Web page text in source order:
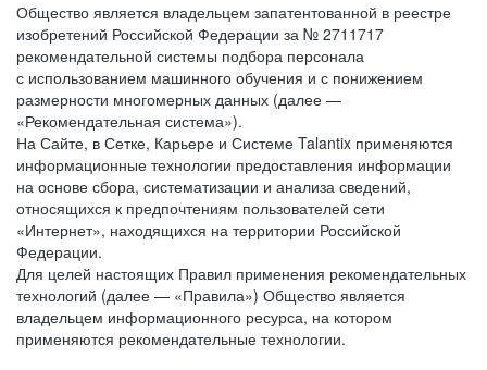
Общество является владельцем запатентованной в реестре
изобретений Российской Федерации за № 2711717
рекомендательной системы подбора персонала
с использованием машинного обучения и с понижением
размерности многомерных данных (далее —
«Рекомендательная система»).
На Сайте, в Сетке, Карьере и Системе Talantix применяются
информационные технологии предоставления информации
на основе сбора, систематизации и анализа сведений,
относящихся к предпочтениям пользователей сети
«Интернет», находящихся на территории Российской
Федерации.
Для целей настоящих Правил применения рекомендательных
технологий (далее — «Правила») Общество является
владельцем информационного ресурса, на котором
применяются рекомендательные технологии.